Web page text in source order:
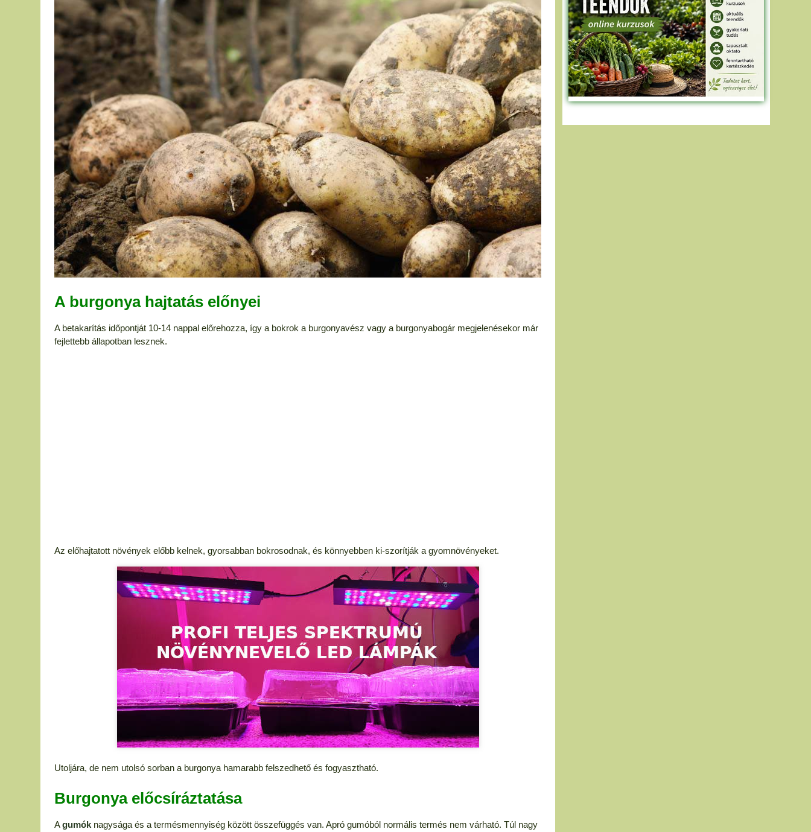
A burgonya hajtatás előnyei
A betakarítás időpontját 10-14 nappal előrehozza, így a bokrok a burgonyavész vagy a burgonyabogár megjelenésekor már
fejlettebb állapotban lesznek.
Az előhajtatott növények előbb kelnek, gyorsabban bokrosodnak, és könnyebben ki-szorítják a gyomnövényeket.
Utoljára, de nem utolsó sorban a burgonya hamarabb felszedhető és fogyasztható.
Burgonya előcsíráztatása
Agumóknagysága és a termésmennyiség között összefüggés van. Apró gumóból normális termés nem várható. Túl nagy